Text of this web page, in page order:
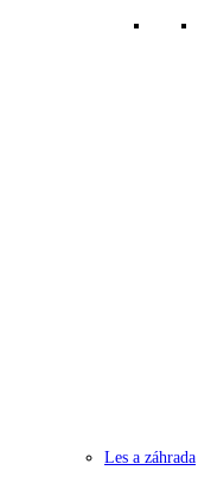
Les a záhrada